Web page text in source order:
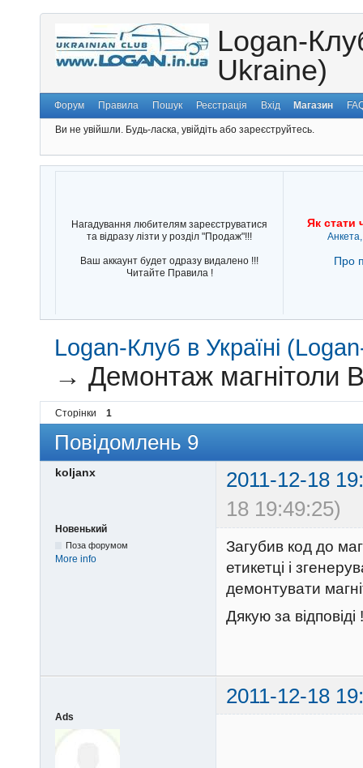
Logan-
Ukraine)
Форум Правила Пошук Реєстрація Вхід Магазин
Ви не увійшли. Будь-ласка, увійдіть або зареєструйтесь.
Нагадування любителям зареєструватися
та відразу лізти у розділ "Продаж"!!!
Ваш аккаунт будет одразу видалено !!!
Читайте Правила !
Як стати
Про
Logan-Клуб в Україні
→Демонтаж магнітоли
Сторінки 1
Повідомлень 9
koljanx
2011-12-18
18 19:49:25)
Новенький
Поза форумом
More info
Загубив код до
етикетці і
демонтувати
Дякую за відповіді !
2011-12-18
Ads